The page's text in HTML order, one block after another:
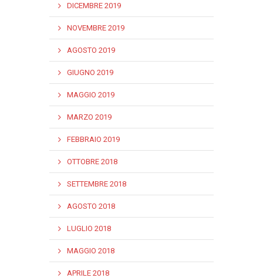
DICEMBRE 2019
NOVEMBRE 2019
AGOSTO 2019
GIUGNO 2019
MAGGIO 2019
MARZO 2019
FEBBRAIO 2019
OTTOBRE 2018
SETTEMBRE 2018
AGOSTO 2018
LUGLIO 2018
MAGGIO 2018
APRILE 2018